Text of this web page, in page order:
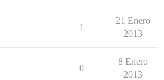
1
21 Enero
2013
0
8 Enero
2013